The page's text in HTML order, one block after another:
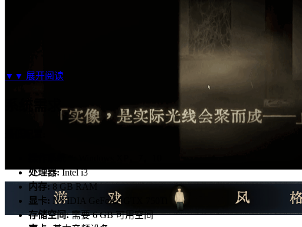
▼▼ 展开阅读
系统需求
处理器:Intel i3
内存:8 GB RAM
显卡: NVIDIA GeForce GTX 750Ti
存储空间:需要 6 GB 可用空间